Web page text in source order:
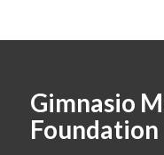
Gimnasio
Foundation